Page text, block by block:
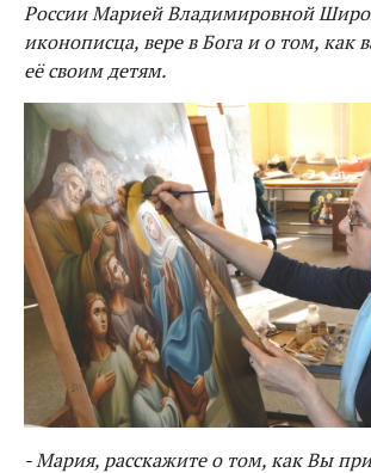
России Марией Владимировной
иконописца, вере в Бога и о том, как
её своим детям.
- Мария, расскажите о том, как Вы